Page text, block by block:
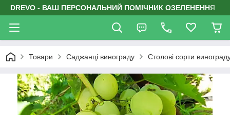
DREVO - ВАШ ПЕРСОНАЛЬНИЙ ПОМІЧНИК ОЗЕЛЕНЕННЯ
Товари Саджанці винограду Столові сорти